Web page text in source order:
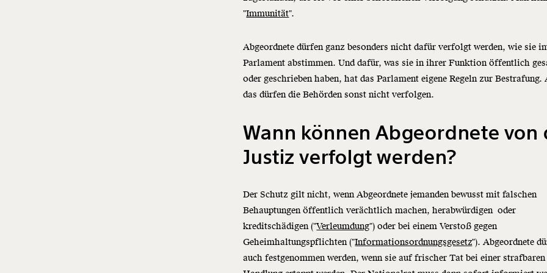
"Immunität".
Abgeordnete dürfen ganz besonders nicht dafür verfolgt werden, wie sie
Parlament abstimmen. Und dafür, was sie in ihrer Funktion öffentlich
oder geschrieben haben, hat das Parlament eigene Regeln zur Bestrafung.
das dürfen die Behörden sonst nicht verfolgen.
Wann können Abgeordnete von
Justiz verfolgt werden?
Der Schutz gilt nicht, wenn Abgeordnete jemanden bewusst mit falschen
Behauptungen öffentlich verächtlich machen, herabwürdigen oder
kreditschädigen ("Verleumdung") oder bei einem Verstoß gegen
Geheimhaltungspflichten ("Informationsordnungsgesetz"). Abgeordnete
auch festgenommen werden, wenn sie auf frischer Tat bei einer strafbaren